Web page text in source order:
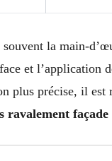
la main-
et l’application
plus précise, il est
ravalement